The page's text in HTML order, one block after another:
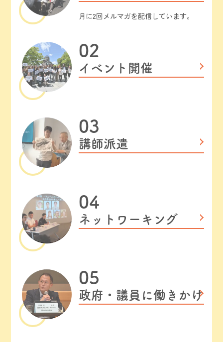
月に2回メルマガを配信しています。
イベント開催
講師派遣
ネットワーキング
政府・議員に働きかけ